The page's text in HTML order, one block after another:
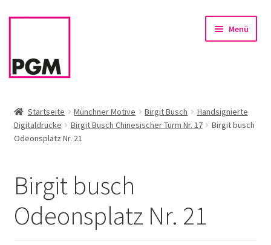
Zur
Zum
Menü
News
Rahmen & Einrahmung
Firmenservice – Kunst für Büro, Praxis, Kanzlei
Startseite Münchner Motive Birgit Busch
Handsignierte
Digitaldrucke
Birgit Busch Chinesischer Turm Nr. 17
Birgit busch
Odeonsplatz Nr. 21
Birgit busch
Odeonsplatz Nr. 21